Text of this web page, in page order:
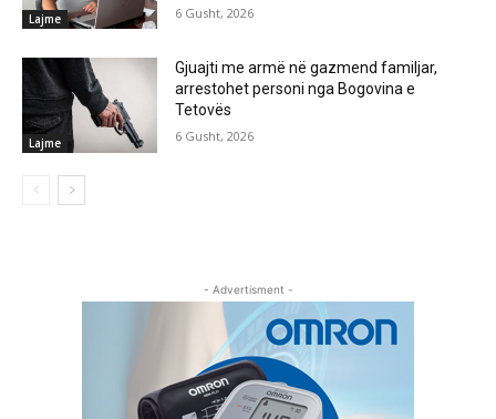
Lajme 6 Gusht, 2026
Lajme
Gjuajti me armë në gazmend familjar,
arrestohet personi nga Bogovina e
Tetovës
6 Gusht, 2026
- Advertisment -